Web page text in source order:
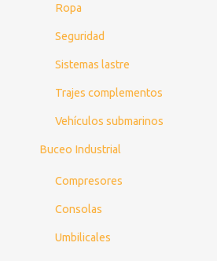
Ropa
Seguridad
Sistemas lastre
Trajes complementos
Vehículos submarinos
Buceo Industrial
Compresores
Consolas
Umbilicales